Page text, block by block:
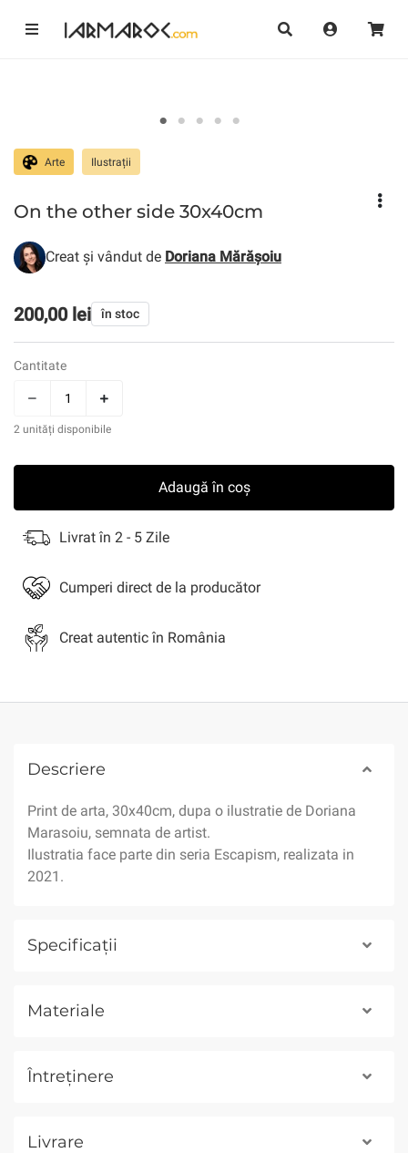
Arte Ilustrații
On the other side 30x40cm
Creat și vândut de Doriana Mărășoiu
200,00 lei în stoc
Cantitate
2 unități disponibile
Adaugă în coș
Livrat în 2 - 5 Zile
Cumperi direct de la producător
Creat autentic în România
Descriere
Print de arta, 30x40cm, dupa o ilustratie de Doriana
Marasoiu, semnata de artist.
Ilustratia face parte din seria Escapism, realizata in
2021.
Specificații
Materiale
Întreținere
Livrare